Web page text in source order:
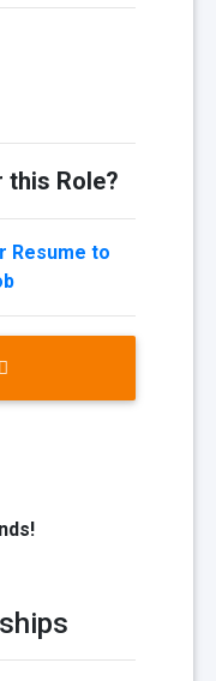
this Role?
Resume to